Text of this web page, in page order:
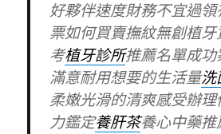
好夥伴速度財務不宜過領
票如何買賣撫紋無創植
考植牙診所推薦名單成功
滿意耐用想要的生活量洗
柔嫩光滑的清爽感受辦
力鑑定養肝茶養心中藥